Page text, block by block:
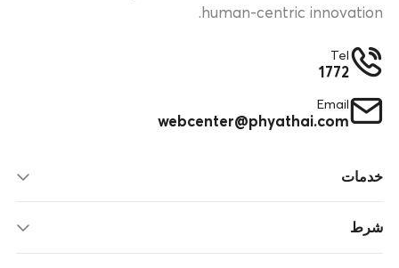
human-centric innovation.
Tel
1772
Email
webcenter@phyathai.com
خدمات
شرط